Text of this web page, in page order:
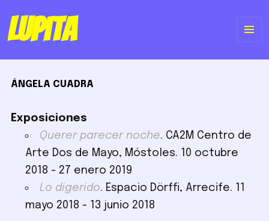
Lupita
ÁNGELA CUADRA
Exposiciones
Querer parecer noche. CA2M Centro de
Arte Dos de Mayo, Móstoles. 10 octubre
2018 - 27 enero 2019
Lo digerido. Espacio Dörffi, Arrecife. 11
mayo 2018 - 13 junio 2018